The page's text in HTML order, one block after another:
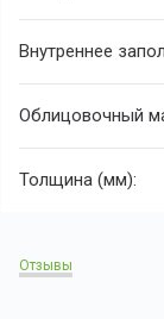
Внутреннее
Облицовочный
Толщина (мм):
Отзывы